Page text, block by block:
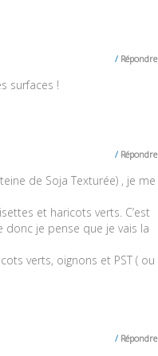
Répondre
surfaces !
Répondre
de Soja Texturée) , je me
et haricots verts. C’est
donc je pense que je vais la
verts, oignons et PST ( ou
Répondre